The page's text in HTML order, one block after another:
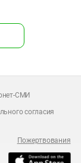
СМИ
согласия
Пожертвования